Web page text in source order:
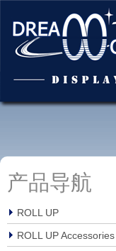
产品导航
ROLL UP
ROLL UP Accessories